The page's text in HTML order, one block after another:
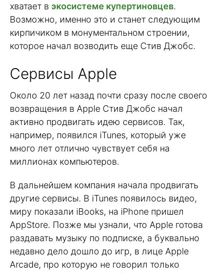
хватает в экосистеме купертиновцев.
Возможно, именно это и станет следующим
кирпичиком в монументальном строении,
которое начал возводить еще Стив Джобс.
Сервисы Apple
Около 20 лет назад почти сразу после своего
возвращения в Apple Стив Джобс начал
активно продвигать идею сервисов. Так,
например, появился iTunes, который уже
много лет отлично чувствует себя на
миллионах компьютеров.
В дальнейшем компания начала продвигать
другие сервисы. В iTunes появилось видео,
миру показали iBooks, на iPhone пришел
AppStore. Позже мы узнали, что Apple готова
раздавать музыку по подписке, а буквально
недавно дело дошло до игр, в лице Apple
Arcade, про которую не говорил только